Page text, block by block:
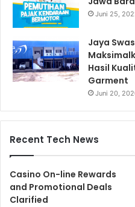
Juni 25,
Jaya
Hasil
Garment
Juni 20,
Recent Tech News
Casino On-line Rewards
and Promotional Deals
Clarified